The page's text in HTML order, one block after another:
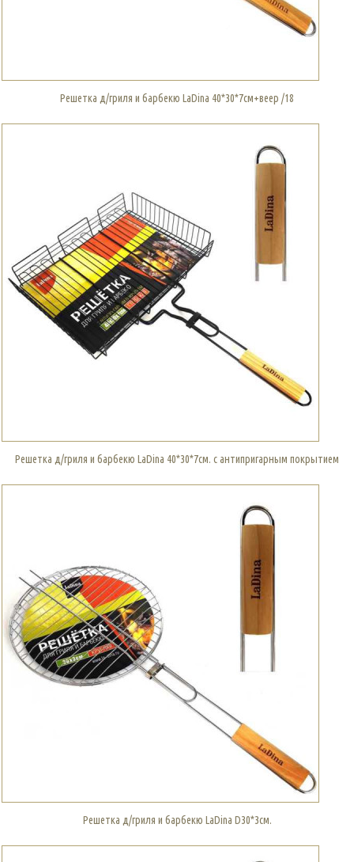
Решетка д/гриля и барбекю LaDina 40*30*7см+веер /18
Решетка д/гриля и барбекю LaDina 40*30*7см. с антипригарным покрытием
Решетка д/гриля и барбекю LaDina D30*3см.